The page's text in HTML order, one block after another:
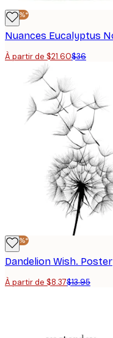
-40%*
À partir de $21.60$36
-40%*
Dandelion Wish. Poster
À partir de $8.37$13.95